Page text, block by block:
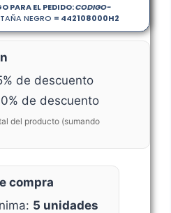
PARA EL PEDIDO:CODIGO-
NEGRO = 442108000H2
de descuento
de descuento
del producto (sumando
compra
5 unidades